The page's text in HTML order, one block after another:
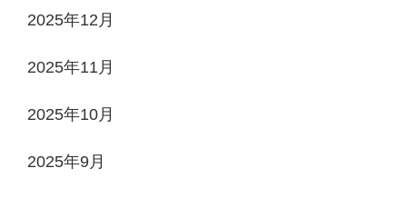
2025年12月
2025年11月
2025年10月
2025年9月